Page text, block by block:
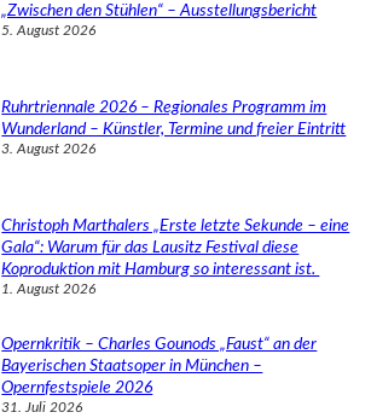
„Zwischen den Stühlen“ – Ausstellungsbericht
5. August 2026
Ruhrtriennale 2026 – Regionales Programm im
Wunderland – Künstler, Termine und freier Eintritt
3. August 2026
Christoph Marthalers „Erste letzte Sekunde – eine
Gala“: Warum für das Lausitz Festival diese
Koproduktion mit Hamburg so interessant ist.
1. August 2026
Opernkritik – Charles Gounods „Faust“ an der
Bayerischen Staatsoper in München –
Opernfestspiele 2026
31. Juli 2026